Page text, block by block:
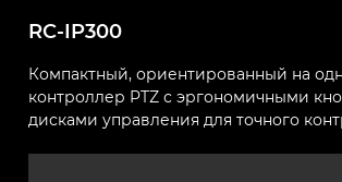
RC-IP300
Компактный, ориентированный на
контроллер PTZ с эргономичными
дисками управления для точного